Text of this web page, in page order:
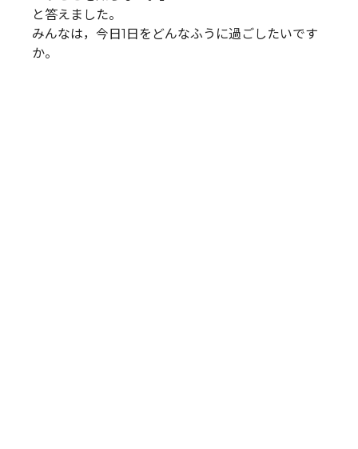
と答えました。
みんなは，今日1日をどんなふうに過ごしたいです
か。